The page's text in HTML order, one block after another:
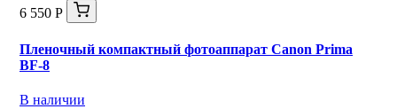
6 550 Р
Пленочный компактный фотоаппарат Canon Prima
BF-8
В наличии